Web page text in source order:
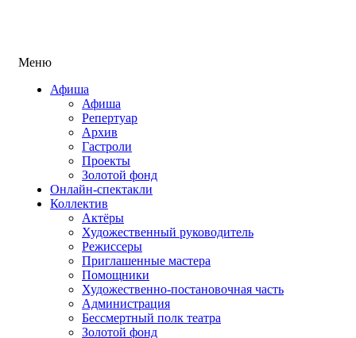
Меню
Афиша
Афиша
Репертуар
Архив
Гастроли
Проекты
Золотой фонд
Онлайн-спектакли
Коллектив
Актёры
Художественный руководитель
Режиссеры
Приглашенные мастера
Помощники
Художественно-постановочная часть
Администрация
Бессмертный полк театра
Золотой фонд